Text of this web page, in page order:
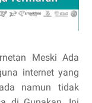
Meski Ada
internet yang
namun tidak